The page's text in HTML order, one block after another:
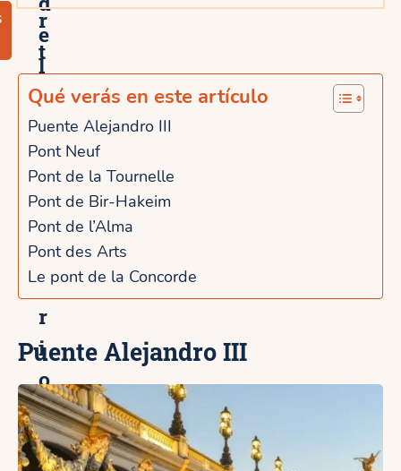
r
t
r
e
e
l
o
s
m
i
s
t
e
r
i
o
s
y
Qué verás en este artículo
Puente Alejandro III
Pont Neuf
Pont de la Tournelle
Pont de Bir-Hakeim
Pont de l’Alma
Pont des Arts
Le pont de la Concorde
Puente Alejandro III